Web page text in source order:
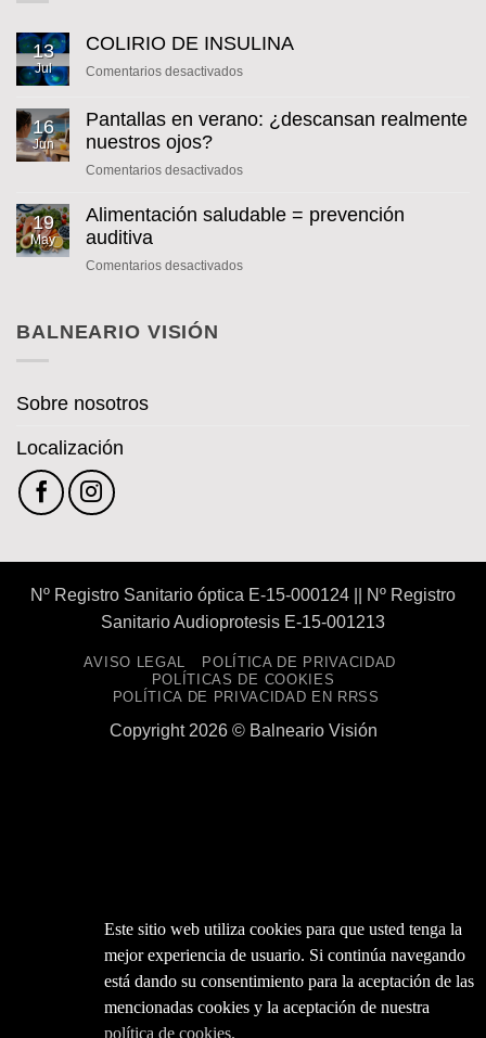
13
Jul
COLIRIO DE INSULINA
Comentarios desactivadosen
DE
INSULINA
16
Jun
Pantallas en verano: ¿descansan realmente
nuestros ojos?
Comentarios desactivadosen
en
realmente
19
May
Alimentación saludable = prevención
auditiva
Comentarios desactivadosen
BALNEARIO VISIÓN
Sobre nosotros
Localización
Nº Registro Sanitario óptica E-15-000124 || Nº Registro
Sanitario Audioprotesis E-15-001213
AVISO LEGAL
POLÍTICA DE PRIVACIDAD
POLÍTICAS DE COOKIES
POLÍTICA DE PRIVACIDAD EN RRSS
Copyright 2026 © Balneario Visión
Este sitio web utiliza cookies para que usted tenga la
mejor experiencia de usuario. Si continúa navegando
está dando su consentimiento para la aceptación de las
mencionadas cookies y la aceptación de nuestra
política de cookies.